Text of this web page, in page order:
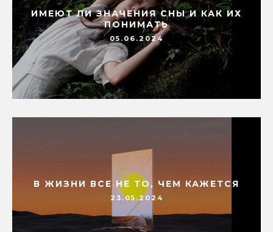
ИМЕЮТ ЛИ ЗНАЧЕНИЯ СНЫ И КАК ИХ
ПОНИМАТЬ
05.06.2024
В ЖИЗНИ ВСЕ НЕ ТО, ЧЕМ КАЖЕТСЯ
23.05.2024